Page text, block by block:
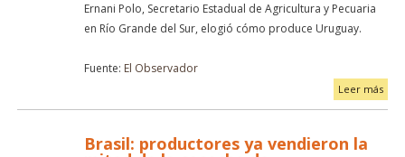
Ernani Polo, Secretario Estadual de Agricultura y Pecuaria
en Río Grande del Sur, elogió cómo produce Uruguay.
Fuente: El Observador
Leer más
Brasil: productores ya vendieron la